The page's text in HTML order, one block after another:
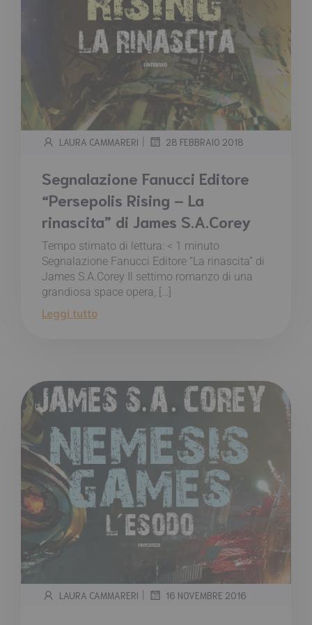
LAURA CAMMARERI | 28 FEBBRAIO 2018
Segnalazione Fanucci Editore
“Persepolis Rising – La
rinascita” di James S.A.Corey
Tempo stimato di lettura: < 1 minuto
Segnalazione Fanucci Editore “La rinascita” di
James S.A.Corey Il settimo romanzo di una
grandiosa space opera, […]
Leggi tutto
LAURA CAMMARERI | 16 NOVEMBRE 2016